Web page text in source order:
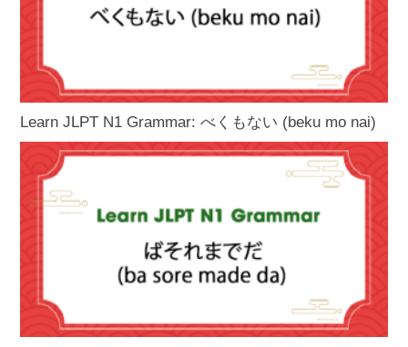
Learn JLPT N1 Grammar: べくもない (beku mo nai)